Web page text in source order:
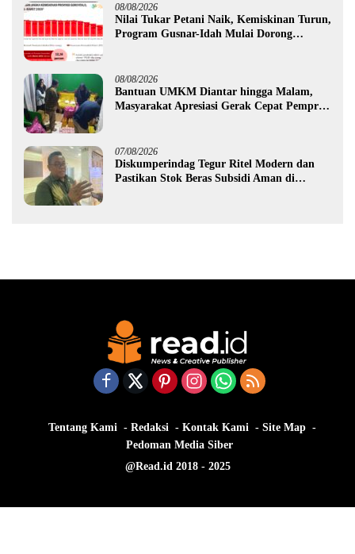
08/08/2026
Nilai Tukar Petani Naik, Kemiskinan Turun,
Program Gusnar-Idah Mulai Dorong
08/08/2026
Bantuan UMKM Diantar hingga Malam,
Masyarakat Apresiasi Gerak Cepat Pemprov
07/08/2026
Diskumperindag Tegur Ritel Modern dan
Pastikan Stok Beras Subsidi Aman di
Tentang Kami Redaksi Kontak Kami
Site Map
Pedoman Media Siber
@Read.id 2018 - 2025